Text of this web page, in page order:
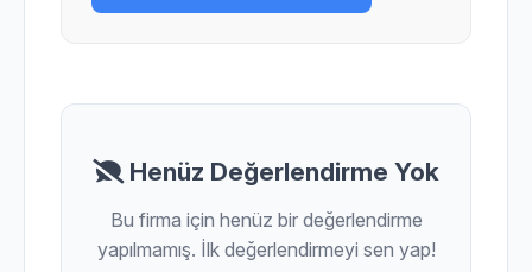
Henüz Değerlendirme Yok
Bu firma için henüz bir değerlendirme
yapılmamış. İlk değerlendirmeyi sen yap!